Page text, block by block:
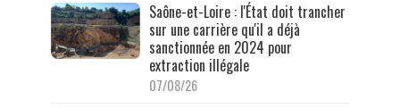
Saône-et-Loire : l'État doit trancher
sur une carrière qu'il a déjà
sanctionnée en 2024 pour
extraction illégale
07/08/26